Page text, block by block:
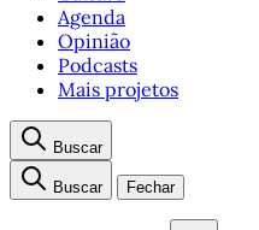
Agenda
Opinião
Podcasts
Mais projetos
Buscar
Buscar Fechar